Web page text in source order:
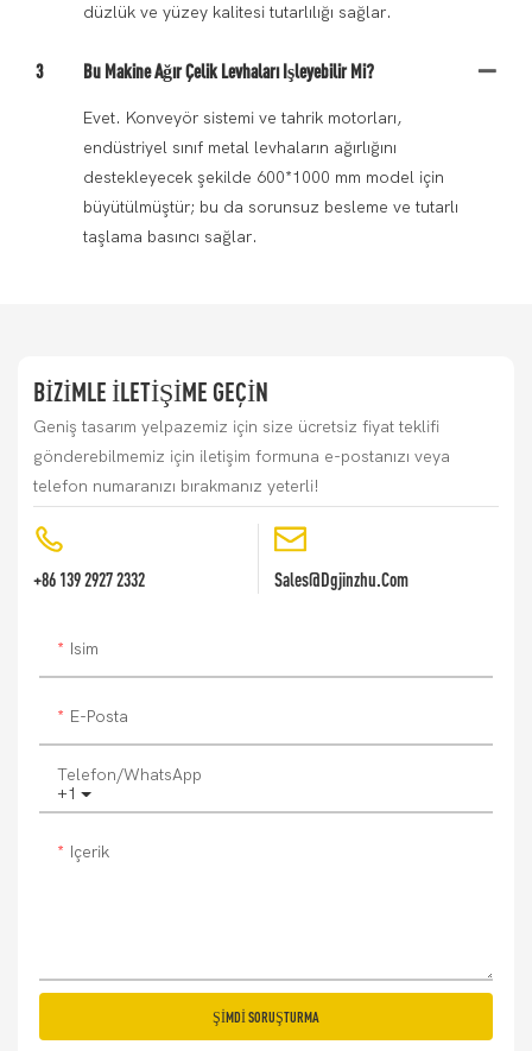
düzlük ve yüzey kalitesi tutarlılığı sağlar.
3 Bu Makine Ağır Çelik Levhaları Işleyebilir Mi?
Evet. Konveyör sistemi ve tahrik motorları,
endüstriyel sınıf metal levhaların ağırlığını
destekleyecek şekilde 600*1000 mm model için
büyütülmüştür; bu da sorunsuz besleme ve tutarlı
taşlama basıncı sağlar.
BIZIMLE ILETIŞIME GEÇIN
Geniş tasarım yelpazemiz için size ücretsiz fiyat teklifi
gönderebilmemiz için iletişim formuna e-postanızı veya
telefon numaranızı bırakmanız yeterli!
+86 139 2927 2332 Sales@dgjinzhu.com
Isim
E-Posta
+1
Telefon/WhatsApp
Içerik
ŞIMDI SORUŞTURMA